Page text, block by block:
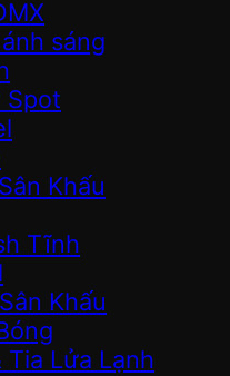
sáng
Spot
Khấu
Tĩnh
Khấu
Tia Lửa Lạnh